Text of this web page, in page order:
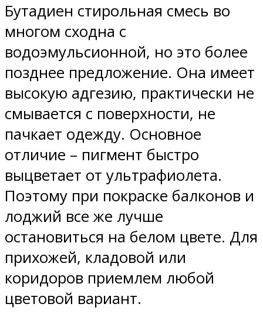
Бутадиен стирольная смесь во
многом сходна с
водоэмульсионной, но это более
позднее предложение. Она имеет
высокую адгезию, практически не
смывается с поверхности, не
пачкает одежду. Основное
отличие – пигмент быстро
выцветает от ультрафиолета.
Поэтому при покраске балконов и
лоджий все же лучше
остановиться на белом цвете. Для
прихожей, кладовой или
коридоров приемлем любой
цветовой вариант.